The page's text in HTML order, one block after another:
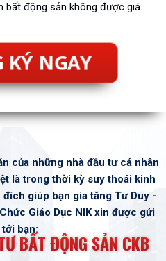
bất động sản không được giá.
KÝ NGAY
của những nhà đầu tư cá nhân
là trong thời kỳ suy thoái kinh
giúp bạn gia tăng Tư Duy -
Giáo Dục NIK xin được gửi
tới bạn:
BẤT ĐỘNG SẢN CKB